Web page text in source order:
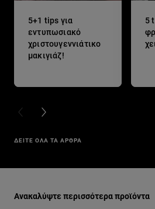
5+1 tips για
εντυπωσιακό
χριστουγεννιάτικο
μακιγιάζ!
5
PREVIOUS CARD
NEXT CARD
ΔΕΙΤΕ ΟΛΑ ΤΑ ΑΡΘΡΑ
Ανακαλύψτε περισσότερα προϊόντα